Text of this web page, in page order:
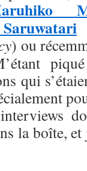
) ou
qui
la boîte,